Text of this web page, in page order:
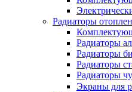
Радиаторы
Радиаторы
Радиаторы
Радиаторы
Радиаторы
Экраны для